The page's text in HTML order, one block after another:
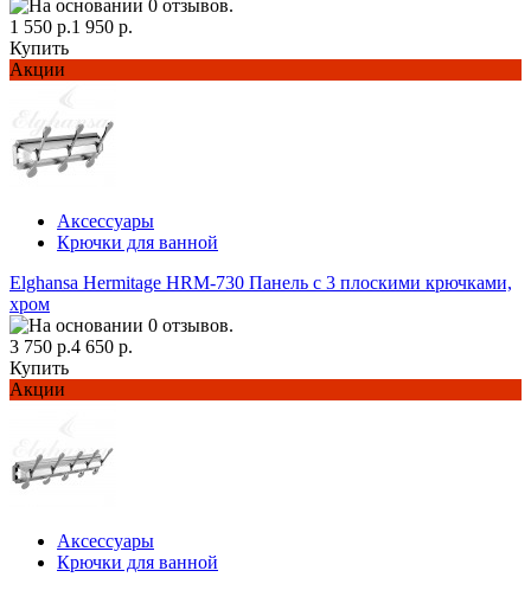
1 550 р.1 950 р.
Купить
Акции
Аксессуары
Крючки для ванной
Elghansa Hermitage HRM-730 Панель с 3 плоскими крючками,
хром
3 750 р.4 650 р.
Купить
Акции
Аксессуары
Крючки для ванной